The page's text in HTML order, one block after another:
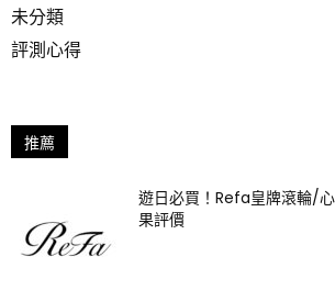
未分類
評測心得
推薦
遊日必買！Refa皇牌滾輪/
果評價